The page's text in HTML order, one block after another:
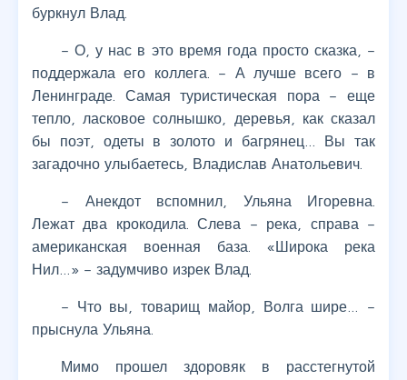
буркнул Влад.
– О, у нас в это время года просто сказка, –
поддержала его коллега. – А лучше всего – в
Ленинграде. Самая туристическая пора – еще
тепло, ласковое солнышко, деревья, как сказал
бы поэт, одеты в золото и багрянец… Вы так
загадочно улыбаетесь, Владислав Анатольевич.
– Анекдот вспомнил, Ульяна Игоревна.
Лежат два крокодила. Слева – река, справа –
американская военная база. «Широка река
Нил…» – задумчиво изрек Влад.
– Что вы, товарищ майор, Волга шире… –
прыснула Ульяна.
Мимо прошел здоровяк в расстегнутой